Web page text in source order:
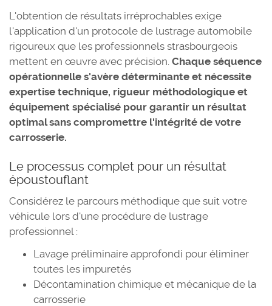
L'obtention de résultats irréprochables exige
l'application d'un protocole de lustrage automobile
rigoureux que les professionnels strasbourgeois
mettent en œuvre avec précision. Chaque séquence
opérationnelle s'avère déterminante et nécessite
expertise technique, rigueur méthodologique et
équipement spécialisé pour garantir un résultat
optimal sans compromettre l'intégrité de votre
carrosserie.
Le processus complet pour un résultat
époustouflant
Considérez le parcours méthodique que suit votre
véhicule lors d'une procédure de lustrage
professionnel :
Lavage préliminaire approfondi pour éliminer
toutes les impuretés
Décontamination chimique et mécanique de la
carrosserie